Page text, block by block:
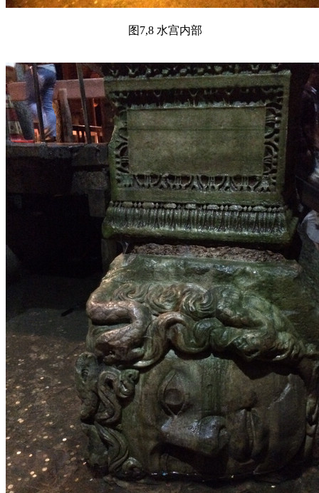
图7,8 水宫内部